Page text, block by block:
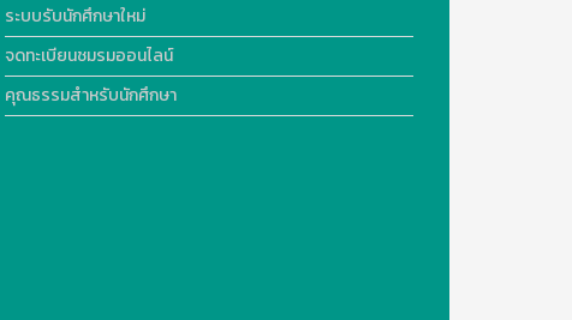
ระบบรับนักศึกษาใหม่
จดทะเบียนชมรมออนไลน์
คุณธรรมสำหรับนักศึกษา